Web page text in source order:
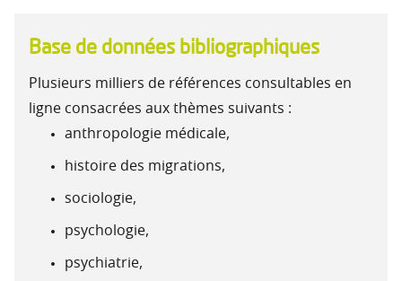
Base de données bibliographiques
Plusieurs milliers de références consultables en
ligne consacrées aux thèmes suivants :
anthropologie médicale,
histoire des migrations,
sociologie,
psychologie,
psychiatrie,